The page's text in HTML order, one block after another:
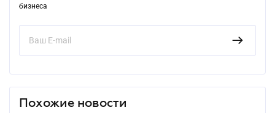
бизнеса
Похожие новости